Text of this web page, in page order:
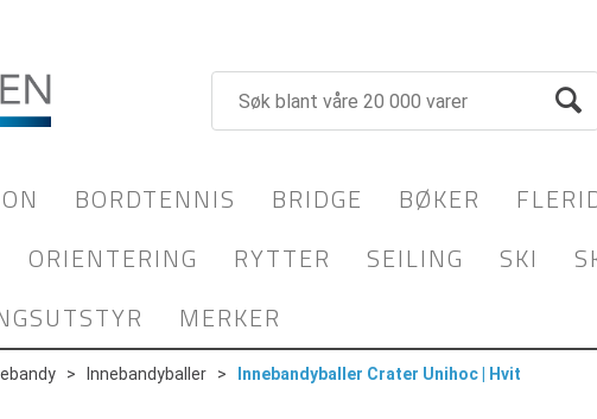
BORDTENNIS BRIDGE BØKER
ORIENTERING RYTTER SEILING SKI
MERKER
> Innebandyballer > Innebandyballer Crater Unihoc | Hvit